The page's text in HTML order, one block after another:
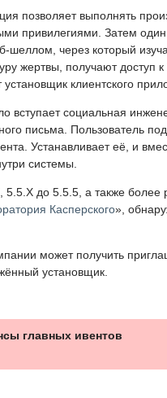
позволяет выполнять
привилегиями. Затем
шеллом, через который
жертвы, получают доступ
клиентского
вступает социальная
письма. Пользователь
Устанавливает её, и
системы.
до 5.5.5, а также более
Касперского»,
может получить
установщик.
главных ивентов